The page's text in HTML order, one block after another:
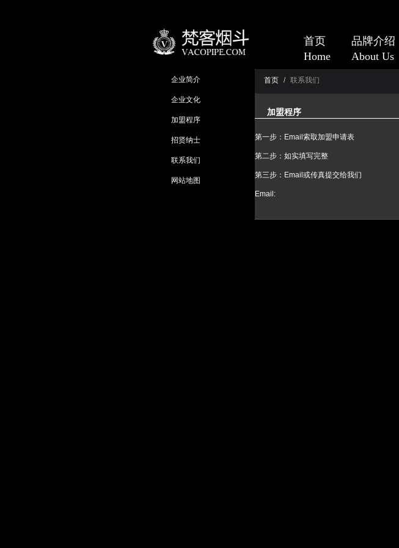
首页
Home
品牌介绍
About Us
企业简介
企业文化
加盟程序
招贤纳士
联系我们
网站地图
首页 / 联系我们
加盟程序
第一步：Email索取加盟申请表
第二步：如实填写完整
第三步：Email或传真提交给我们
Email: